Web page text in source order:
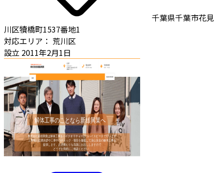
千葉県千葉市花見
川区犢橋町1537番地1
対応エリア： 荒川区
設立 2011年2月1日